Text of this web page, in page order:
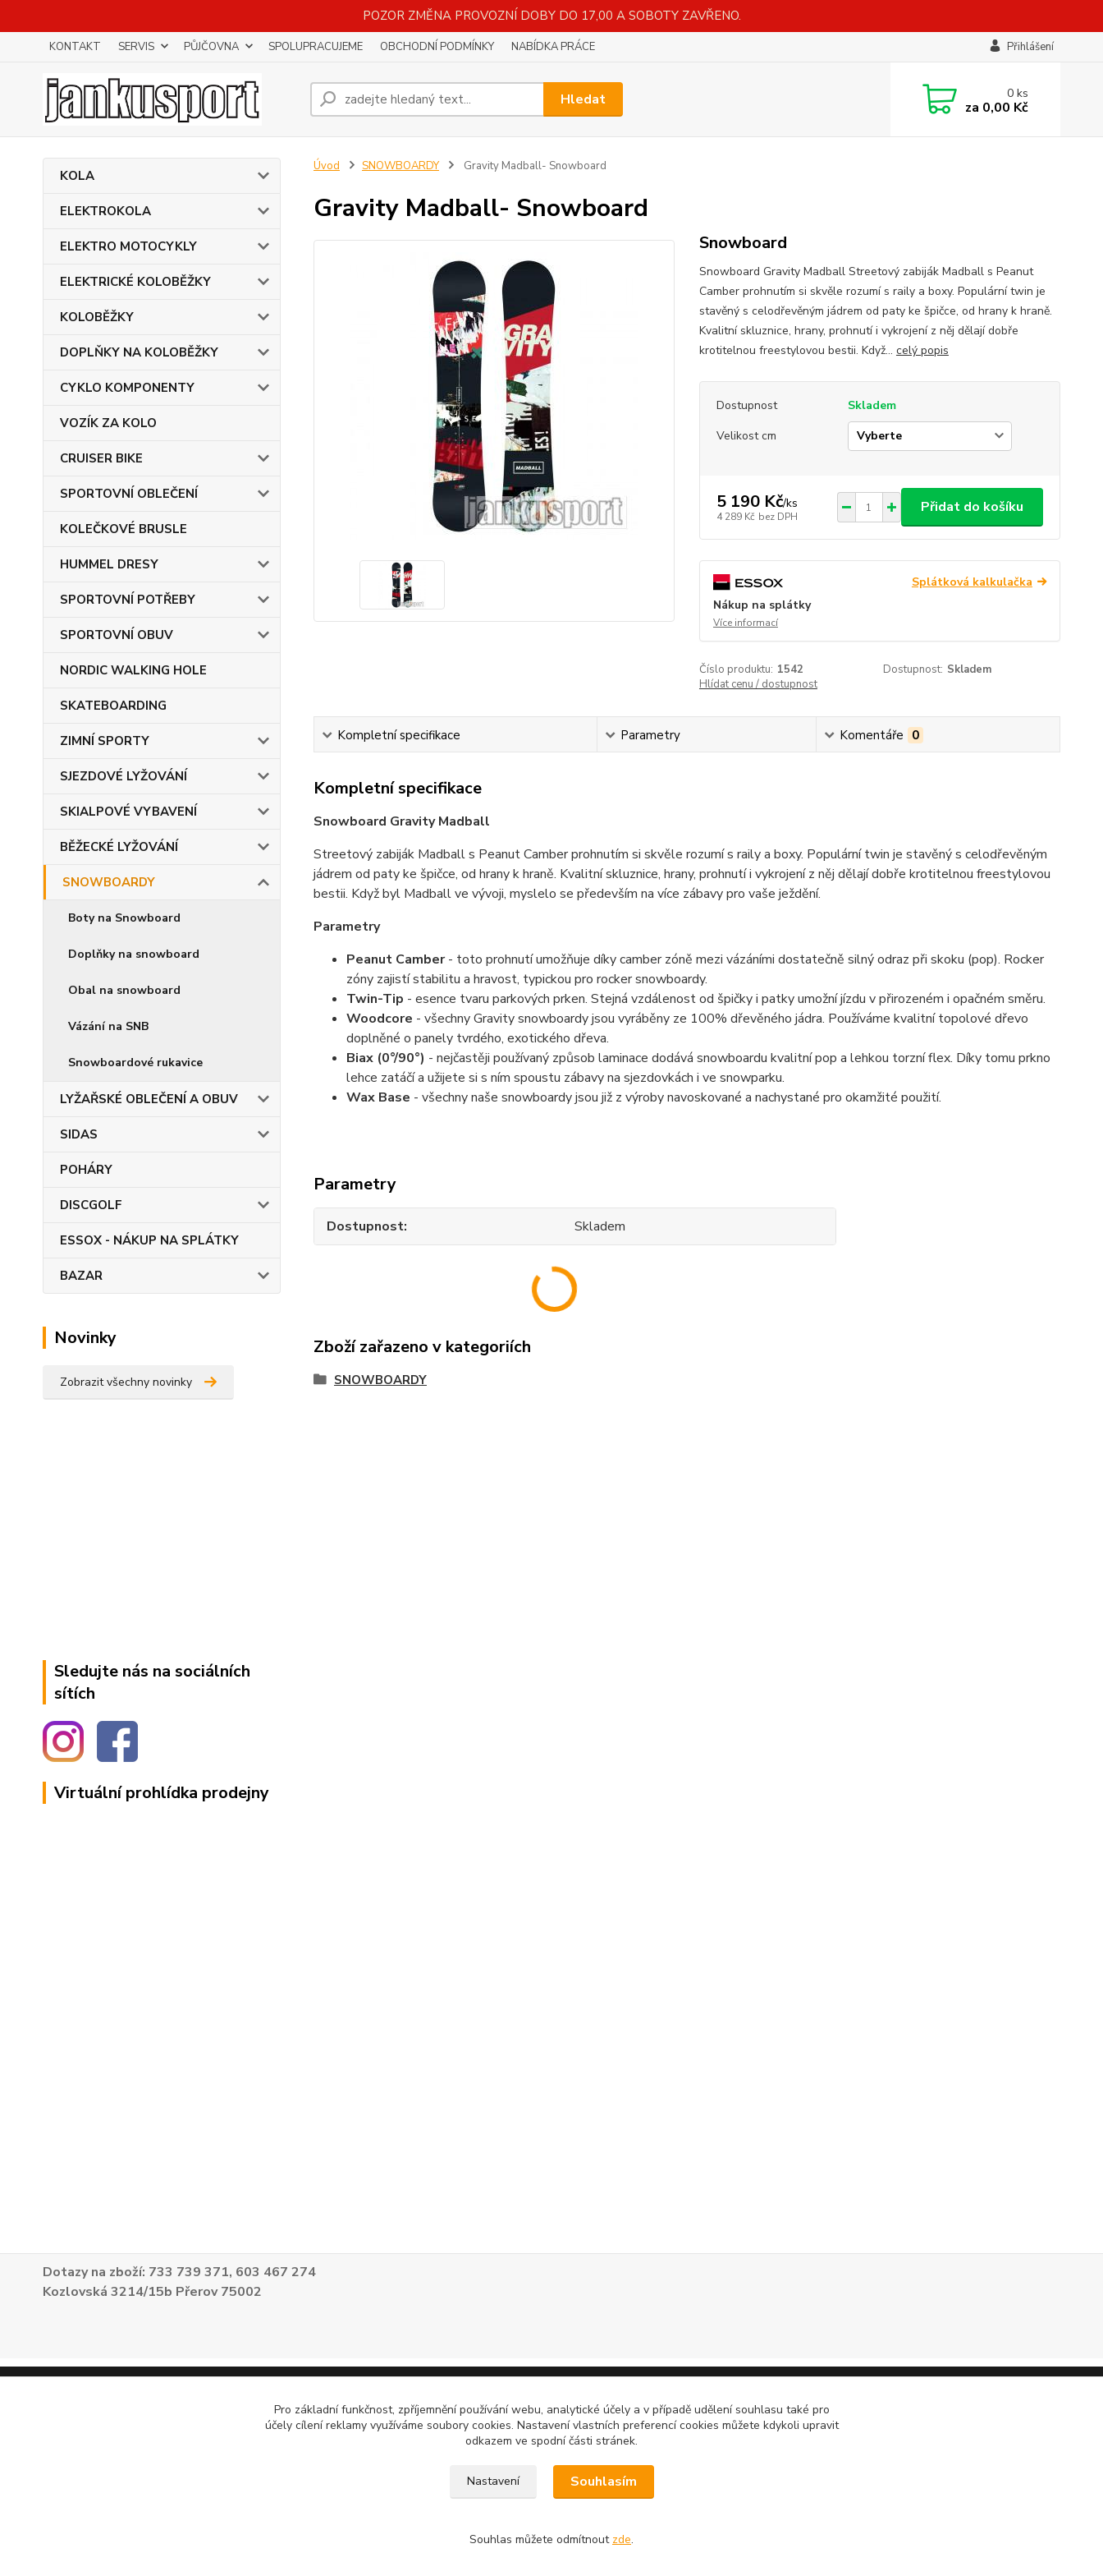
POZOR ZMĚNA PROVOZNÍ DOBY DO 17,00 A SOBOTY ZAVŘENO.
KONTAKT SERVIS PŮJČOVNA SPOLUPRACUJEME OBCHODNÍ PODMÍNKY NABÍDKA PRÁCE Přihlášení
Hledat 0ks
za 0,00 Kč
KOLA
ELEKTROKOLA
ELEKTRO MOTOCYKLY
ELEKTRICKÉ KOLOBĚŽKY
KOLOBĚŽKY
DOPLŇKY NA KOLOBĚŽKY
CYKLO KOMPONENTY
VOZÍK ZA KOLO
CRUISER BIKE
SPORTOVNÍ OBLEČENÍ
KOLEČKOVÉ BRUSLE
HUMMEL DRESY
SPORTOVNÍ POTŘEBY
SPORTOVNÍ OBUV
NORDIC WALKING HOLE
SKATEBOARDING
ZIMNÍ SPORTY
SJEZDOVÉ LYŽOVÁNÍ
SKIALPOVÉ VYBAVENÍ
BĚŽECKÉ LYŽOVÁNÍ
SNOWBOARDY
Boty na Snowboard
Doplňky na snowboard
Obal na snowboard
Vázání na SNB
Snowboardové rukavice
LYŽAŘSKÉ OBLEČENÍ A OBUV
SIDAS
POHÁRY
DISCGOLF
ESSOX - NÁKUP NA SPLÁTKY
BAZAR
Novinky
Zobrazit všechny novinky
Sledujte nás na sociálních
sítích
Virtuální prohlídka prodejny
Úvod SNOWBOARDY Gravity Madball- Snowboard
Gravity Madball- Snowboard
Snowboard
Snowboard Gravity Madball Streetový zabiják Madball s Peanut
Camber prohnutím si skvěle rozumí s raily a boxy. Populární twin je
stavěný s celodřevěným jádrem od paty ke špičce, od hrany k hraně.
Kvalitní skluznice, hrany, prohnutí i vykrojení z něj dělají dobře
krotitelnou freestylovou bestii. Když... celý popis
Dostupnost
Skladem
Velikost cm
5 190 Kč/ks
4 289 Kč bez DPH
Přidat do košíku
Splátková kalkulačka
Nákup na splátky
Více informací
Číslo produktu: 1542 Dostupnost: Skladem
Hlídat cenu / dostupnost
Kompletní specifikace Parametry Komentáře 0
Kompletní specifikace
Snowboard Gravity Madball
Streetový zabiják Madball s Peanut Camber prohnutím si skvěle rozumí s raily a boxy. Populární twin je stavěný s celodřevěným
jádrem od paty ke špičce, od hrany k hraně. Kvalitní skluznice, hrany, prohnutí i vykrojení z něj dělají dobře krotitelnou freestylovou
bestii. Když byl Madball ve vývoji, myslelo se především na více zábavy pro vaše ježdění.
Parametry
Peanut Camber- toto prohnutí umožňuje díky camber zóně mezi vázáními dostatečně silný odraz při skoku (pop). Rocker
zóny zajistí stabilitu a hravost, typickou pro rocker snowboardy.
Twin-Tip - esence tvaru parkových prken. Stejná vzdálenost od špičky i patky umožní jízdu v přirozeném i opačném směru.
Woodcore - všechny Gravity snowboardy jsou vyráběny ze 100% dřevěného jádra. Používáme kvalitní topolové dřevo
doplněné o panely tvrdého, exotického dřeva.
Biax (0°/90°) - nejčastěji používaný způsob laminace dodává snowboardu kvalitní pop a lehkou torzní flex. Díky tomu prkno
lehce zatáčí a užijete si s ním spoustu zábavy na sjezdovkách i ve snowparku.
Wax Base - všechny naše snowboardy jsou již z výroby navoskované a nachystané pro okamžité použití.
Parametry
Dostupnost Skladem
Zboží zařazeno v kategoriích
SNOWBOARDY
Dotazy na zboží: 733 739 371, 603 467 274
Kozlovská 3214/15b Přerov 75002
Pro základní funkčnost, zpříjemnění používání webu, analytické účely a v případě udělení souhlasu také pro
účely cílení reklamy využíváme soubory cookies. Nastavení vlastních preferencí cookies můžete kdykoli upravit
odkazem ve spodní části stránek.
Nastavení Souhlasím
Souhlas můžete odmítnout zde.